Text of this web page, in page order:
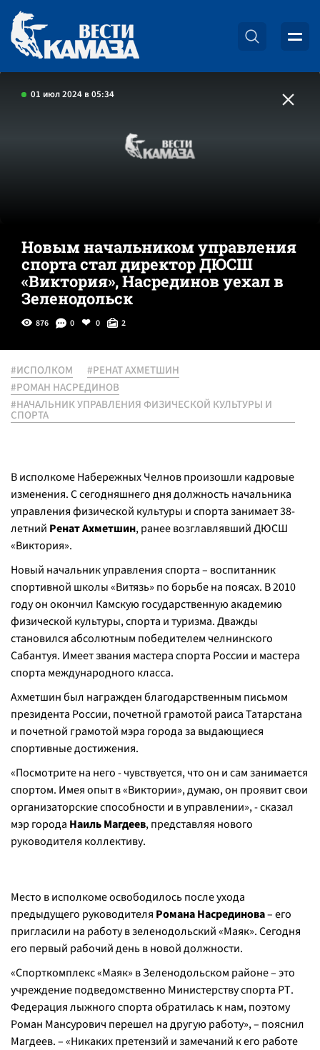
01 июл 2024 в 05:34
Новым начальником управления
спорта стал директор ДЮСШ
«Виктория», Насрединов уехал в
Зеленодольск
876 0 0 2
#ИСПОЛКОМ
#РЕНАТ АХМЕТШИН
#РОМАН НАСРЕДИНОВ
#НАЧАЛЬНИК УПРАВЛЕНИЯ ФИЗИЧЕСКОЙ КУЛЬТУРЫ И
СПОРТА
В исполкоме Набережных Челнов произошли кадровые
изменения. С сегодняшнего дня должность начальника
управления физической культуры и спорта занимает 38-
летний Ренат Ахметшин, ранее возглавлявший ДЮСШ
«Виктория».
Новый начальник управления спорта – воспитанник
спортивной школы «Витязь» по борьбе на поясах. В 2010
году он окончил Камскую государственную академию
физической культуры, спорта и туризма. Дважды
становился абсолютным победителем челнинского
Сабантуя. Имеет звания мастера спорта России и мастера
спорта международного класса.
Ахметшин был награжден благодарственным письмом
президента России, почетной грамотой раиса Татарстана
и почетной грамотой мэра города за выдающиеся
спортивные достижения.
«Посмотрите на него - чувствуется, что он и сам занимается
спортом. Имея опыт в «Виктории», думаю, он проявит свои
организаторские способности и в управлении», - сказал
мэр города Наиль Магдеев, представляя нового
руководителя коллективу.
Место в исполкоме освободилось после ухода
предыдущего руководителя Романа Насрединова– его
пригласили на работу в зеленодольский «Маяк». Сегодня
его первый рабочий день в новой должности.
«Спорткомплекс «Маяк» в Зеленодольском районе – это
учреждение подведомственно Министерству спорта РТ.
Федерация лыжного спорта обратилась к нам, поэтому
Роман Мансурович перешел на другую работу», – пояснил
Магдеев. – «Никаких претензий и замечаний к его работе